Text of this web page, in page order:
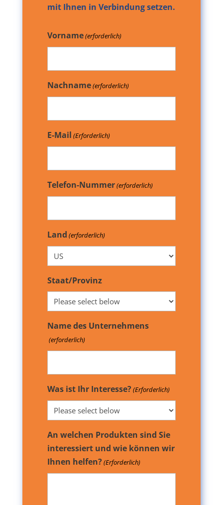
mit Ihnen in Verbindung setzen.
Vorname(erforderlich)
Nachname(erforderlich)
E-Mail (Erforderlich)
Telefon-Nummer(erforderlich)
Land (erforderlich)
Staat/Provinz
Name des Unternehmens
(erforderlich)
Was ist Ihr Interesse?(Erforderlich)
An welchen Produkten sind Sie
interessiert und wie können wir
Ihnen helfen?(Erforderlich)